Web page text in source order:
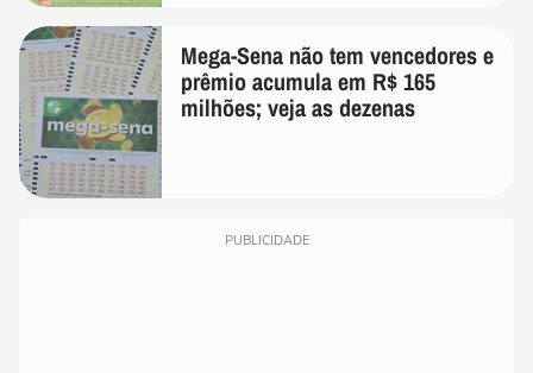
Mega-Sena não tem vencedores e
prêmio acumula em R$ 165
milhões; veja as dezenas
PUBLICIDADE